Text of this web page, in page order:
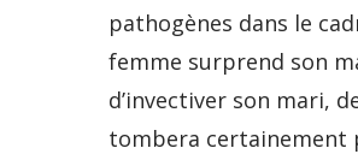
pathogènes dans le
femme surprend son
d’invectiver son mari,
tombera certainement